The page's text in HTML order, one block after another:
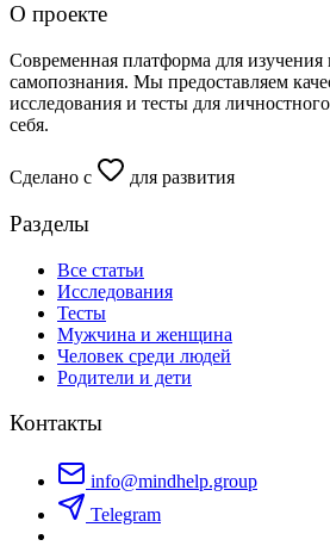
О проекте
Современная платформа для изучения
самопознания. Мы предоставляем
исследования и тесты для
себя.
Сделано с для развития
Разделы
Все статьи
Исследования
Тесты
Мужчина и женщина
Человек среди людей
Родители и дети
Контакты
info@mindhelp.group
Telegram